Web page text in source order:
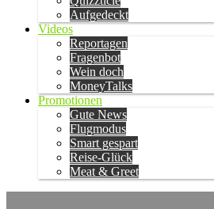
Aufgedeckt
Videos
Reportagen
Fragenbot
Wein doch
MoneyTalks
Promotionen
Gute News
Flugmodus
Smart gespart
Reise-Glück
Meat & Greet